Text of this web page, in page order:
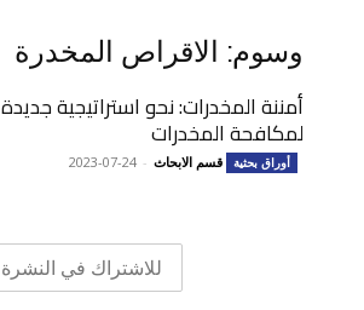
وسوم: الاقراص المخدرة
أمننة المخدرات: نحو استراتيجية جديدة
لمكافحة المخدرات
أوراق بحثية قسم الابحاث -
2023-07-24